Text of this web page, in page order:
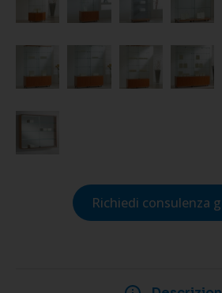
Richiedi consulenza